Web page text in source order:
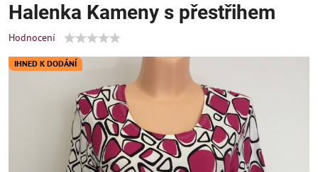
IHNED K DODÁNÍ
Halenka Kameny s přestřihem
Hodnocení